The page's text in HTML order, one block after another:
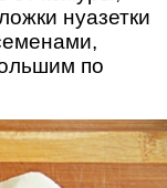
нуазетки
по